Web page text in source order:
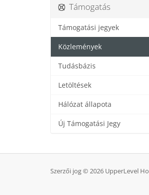
Támogatás
Támogatási jegyek
Közlemények
Tudásbázis
Letöltések
Hálózat állapota
Új Támogatási Jegy
Szerzői jog © 2026 UpperLevel